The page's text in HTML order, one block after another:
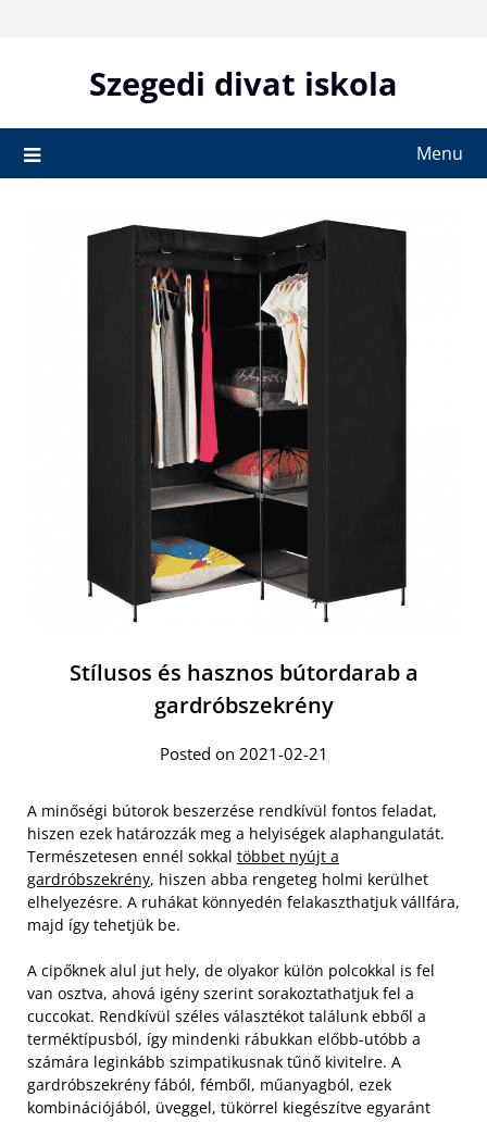
Szegedi divat iskola
Menu
Stílusos és hasznos bútordarab a
gardróbszekrény
Posted on 2021-02-21
A minőségi bútorok beszerzése rendkívül fontos feladat,
hiszen ezek határozzák meg a helyiségek alaphangulatát.
Természetesen ennél sokkal többet nyújt a
gardróbszekrény, hiszen abba rengeteg holmi kerülhet
elhelyezésre. A ruhákat könnyedén felakaszthatjuk vállfára,
majd így tehetjük be.
A cipőknek alul jut hely, de olyakor külön polcokkal is fel
van osztva, ahová igény szerint sorakoztathatjuk fel a
cuccokat. Rendkívül széles választékot találunk ebből a
terméktípusból, így mindenki rábukkan előbb-utóbb a
számára leginkább szimpatikusnak tűnő kivitelre. A
gardróbszekrény fából, fémből, műanyagból, ezek
kombinációjából, üveggel, tükörrel kiegészítve egyaránt